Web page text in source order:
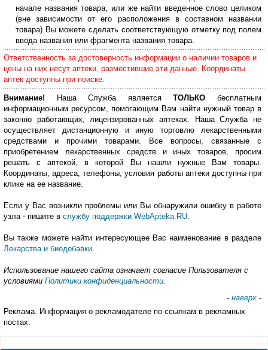
начале названия товара, или же найти введенное слово целиком
(вне зависимости от его расположения в составном названии
товара) Вы можете сделать соответствующую отметку под полем
ввода названия или фрагмента названия товара.
Ответственность за достоверность информации о наличии товаров и
цены на них несут аптеки, разместившие эти данные. Координаты
аптек доступны при поиске.
Внимание! Наша Служба являетсяТОЛЬКО бесплатным
информационным ресурсом, помогающим Вам найти нужный товар в
законно работающих, лицензированных аптеках. Наша Служба не
осуществляет дистанционную и иную торговлю лекарственными
средствами и прочими товарами. Все вопросы, связанные с
приобретением лекарственных средств и иных товаров, просим
решать с аптекой, в которой Вы нашли нужные Вам товары.
Координаты, адреса, телефоны, условия работы аптеки доступны при
клике на ее название.
Если у Вас возникли проблемы или Вы обнаружили ошибку в работе
узла - пишите в службу поддержки WebApteka.RU
Вы также можете найти интересующее Вас наименование в разделе
Лекарства и биодобавки
Использование нашего сайта означает согласие Пользователя с
условиями Политики конфиденциальности
- наверх -
Реклама. Информация о рекламодателе по ссылкам в рекламных
постах.